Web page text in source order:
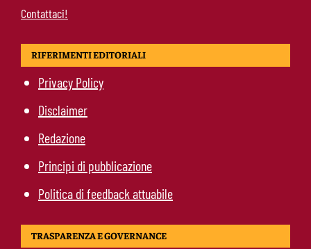
Contattaci!
RIFERIMENTI EDITORIALI
Privacy Policy
Disclaimer
Redazione
Principi di pubblicazione
Politica di feedback attuabile
TRASPARENZA E GOVERNANCE